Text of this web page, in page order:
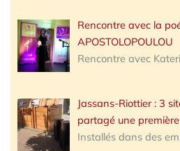
Rencontre avec la
APOSTOLOPOULOU
Rencontre avec
Jassans-Riottier : 3
partagé une
Installés dans des